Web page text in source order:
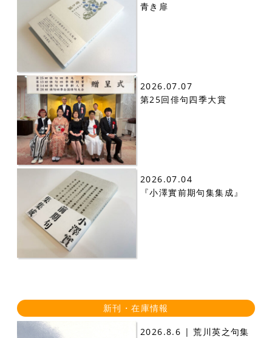
青き扉
2026.07.07
第25回俳句四季大賞
2026.07.04
『小澤實前期句集集成』
新刊・在庫情報
2026.8.6 | 荒川英之句集